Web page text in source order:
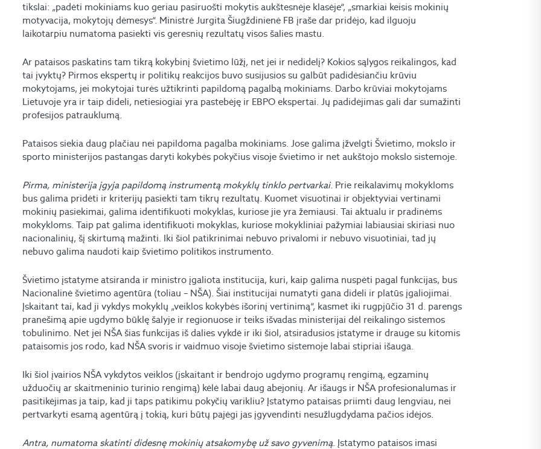
tikslai: „padėti mokiniams kuo geriau pasiruošti mokytis aukštesnėje klasėje“, „smarkiai keisis mokinių
motyvacija, mokytojų dėmesys“. Ministrė Jurgita Šiugždinienė FB įraše dar pridėjo, kad ilguoju
laikotarpiu numatoma pasiekti vis geresnių rezultatų visos šalies mastu.
Ar pataisos paskatins tam tikrą kokybinį švietimo lūžį, net jei ir nedidelį? Kokios sąlygos reikalingos, kad
tai įvyktų? Pirmos ekspertų ir politikų reakcijos buvo susijusios su galbūt padidėsiančiu krūviu
mokytojams, jei mokytojai turės užtikrinti papildomą pagalbą mokiniams. Darbo krūviai mokytojams
Lietuvoje yra ir taip dideli, netiesiogiai yra pastebėję ir EBPO ekspertai. Jų padidėjimas gali dar sumažinti
profesijos patrauklumą.
Pataisos siekia daug plačiau nei papildoma pagalba mokiniams. Jose galima įžvelgti Švietimo, mokslo ir
sporto ministerijos pastangas daryti kokybės pokyčius visoje švietimo ir net aukštojo mokslo sistemoje.
Pirma, ministerija įgyja papildomą instrumentą mokyklų tinklo pertvarkai. Prie reikalavimų mokykloms
bus galima pridėti ir kriterijų pasiekti tam tikrų rezultatų. Kuomet visuotinai ir objektyviai vertinami
mokinių pasiekimai, galima identifikuoti mokyklas, kuriose jie yra žemiausi. Tai aktualu ir pradinėms
mokykloms. Taip pat galima identifikuoti mokyklas, kuriose mokykliniai pažymiai labiausiai skiriasi nuo
nacionalinių, šį skirtumą mažinti. Iki šiol patikrinimai nebuvo privalomi ir nebuvo visuotiniai, tad jų
nebuvo galima naudoti kaip švietimo politikos instrumento.
Švietimo įstatyme atsiranda ir ministro įgaliota institucija, kuri, kaip galima nuspėti pagal funkcijas, bus
Nacionalinė švietimo agentūra (toliau – NŠA). Šiai institucijai numatyti gana dideli ir platūs įgaliojimai.
Įskaitant tai, kad ji vykdys mokyklų „veiklos kokybės išorinį vertinimą“, kasmet iki rugpjūčio 31 d. parengs
pranešimą apie ugdymo būklę šalyje ir regionuose ir teiks išvadas ministerijai dėl reikalingo sistemos
tobulinimo. Net jei NŠA šias funkcijas iš dalies vykdė ir iki šiol, atsiradusios įstatyme ir drauge su kitomis
pataisomis jos rodo, kad NŠA svoris ir vaidmuo visoje švietimo sistemoje labai stipriai išauga.
Iki šiol įvairios NŠA vykdytos veiklos (įskaitant ir bendrojo ugdymo programų rengimą, egzaminų
užduočių ar skaitmeninio turinio rengimą) kėlė labai daug abejonių. Ar išaugs ir NŠA profesionalumas ir
pasitikėjimas ja taip, kad ji taps patikimu pokyčių varikliu? Įstatymo pataisas priimti daug lengviau, nei
pertvarkyti esamą agentūrą į tokią, kuri būtų pajėgi jas įgyvendinti nesužlugdydama pačios idėjos.
Antra, numatoma skatinti didesnę mokinių atsakomybę už savo gyvenimą . Įstatymo pataisos imasi